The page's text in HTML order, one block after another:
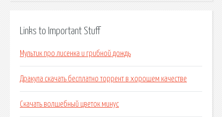
Links to Important Stuff
Мультик про лисенка и грибной дождь
Дракула скачать бесплатно торрент в хорошем качестве
Скачать волшебный цветок минус